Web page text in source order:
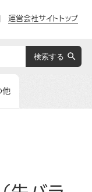
運営会社サイトトップ
他